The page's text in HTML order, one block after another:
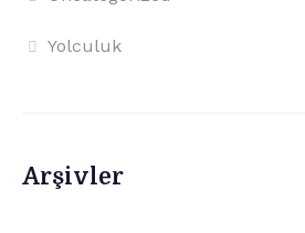
Yolculuk
Arşivler